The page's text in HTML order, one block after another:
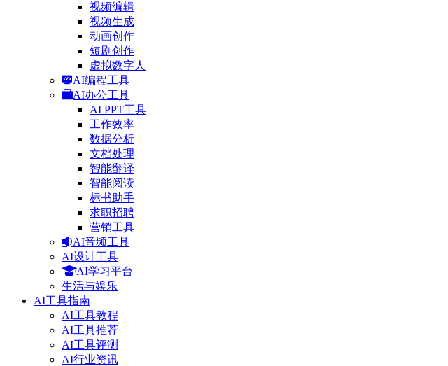
视频编辑
视频生成
动画创作
短剧创作
虚拟数字人
AI编程工具
AI办公工具
AI PPT工具
工作效率
数据分析
文档处理
智能翻译
智能阅读
标书助手
求职招聘
营销工具
AI音频工具
AI设计工具
AI学习平台
生活与娱乐
AI工具指南
AI工具教程
AI工具推荐
AI工具评测
AI行业资讯